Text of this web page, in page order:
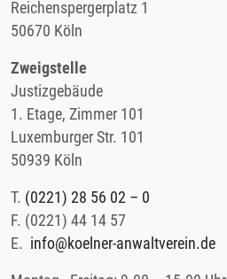
Reichenspergerplatz 1
50670 Köln
Zweigstelle
Justizgebäude
1. Etage, Zimmer 101
Luxemburger Str. 101
50939 Köln
T. (0221) 28 56 02 – 0
F. (0221) 44 14 57
E. info@koelner-anwaltverein.de